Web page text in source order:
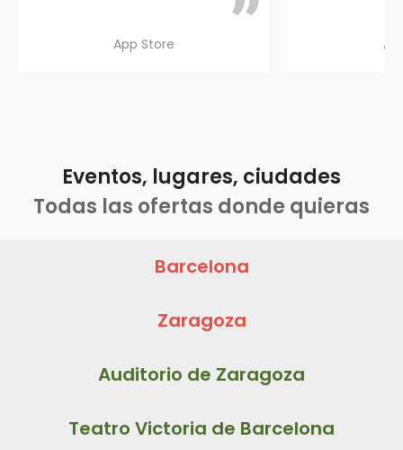
App Store
Eventos, lugares, ciudades
Todas las ofertas donde quieras
Barcelona
Zaragoza
Auditorio de Zaragoza
Teatro Victoria de Barcelona